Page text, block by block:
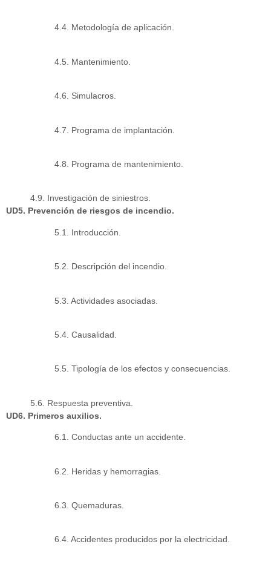
4.4. Metodología de aplicación.
4.5. Mantenimiento.
4.6. Simulacros.
4.7. Programa de implantación.
4.8. Programa de mantenimiento.
4.9. Investigación de siniestros.
UD5. Prevención de riesgos de incendio.
5.1. Introducción.
5.2. Descripción del incendio.
5.3. Actividades asociadas.
5.4. Causalidad.
5.5. Tipología de los efectos y consecuencias.
5.6. Respuesta preventiva.
UD6. Primeros auxilios.
6.1. Conductas ante un accidente.
6.2. Heridas y hemorragias.
6.3. Quemaduras.
6.4. Accidentes producidos por la electricidad.